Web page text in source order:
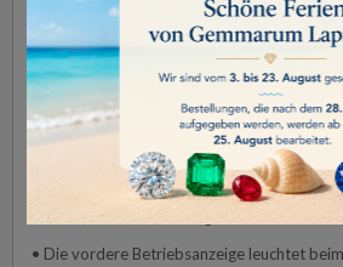
• Laden Sie den Tester vor Gebrauch
Akku kann die Genauigkeit beeinträchtigen.
erneut auf, sobald das Batteriesymbol den
erreicht.
• Vermeiden Sie die Verwendung des
Ladevorgangs, um die Batterielebensdauer
B. Batterieladen
• Verwenden Sie das mitgelieferte USB-C
• Die vordere Betriebsanzeige leuchtet